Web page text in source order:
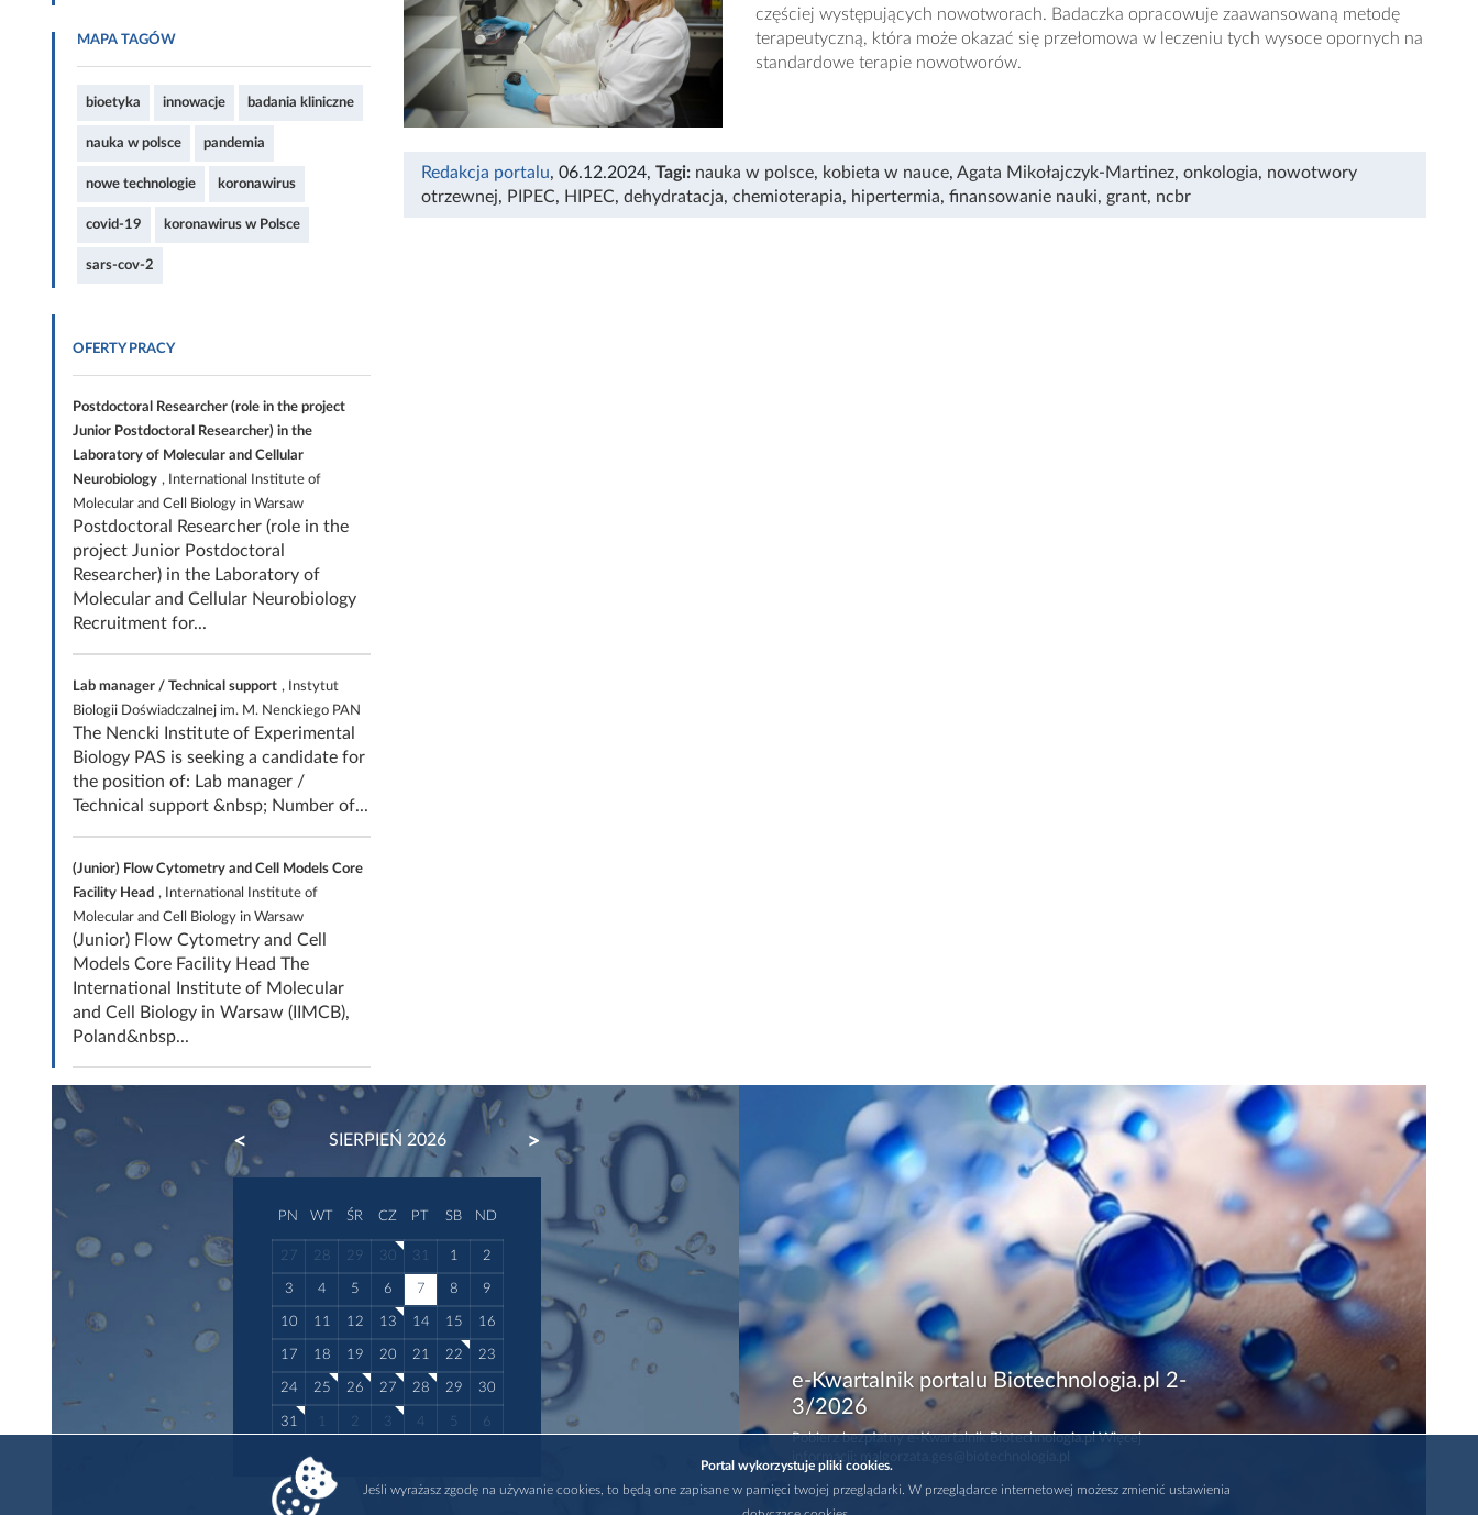
MAPA TAGÓW
bioetyka innowacje badania kliniczne
nauka w polsce pandemia
nowe technologie koronawirus
covid-19 koronawirus w Polsce
sars-cov-2
OFERTY PRACY
Postdoctoral Researcher (role in the project
Junior Postdoctoral Researcher) in the
Laboratory of Molecular and Cellular
Neurobiology , International Institute of
Molecular and Cell Biology in Warsaw
Postdoctoral Researcher (role in the
project Junior Postdoctoral
Researcher) in the Laboratory of
Molecular and Cellular Neurobiology
Recruitment for...
Lab manager / Technical support , Instytut
Biologii Doświadczalnej im. M. Nenckiego PAN
The Nencki Institute of Experimental
Biology PAS is seeking a candidate for
the position of: Lab manager /
Technical support &nbsp; Number of...
(Junior) Flow Cytometry and Cell Models Core
Facility Head , International Institute of
Molecular and Cell Biology in Warsaw
(Junior) Flow Cytometry and Cell
Models Core Facility Head The
International Institute of Molecular
and Cell Biology in Warsaw (IIMCB),
Poland&nbsp...
częściej występujących nowotworach. Badaczka opracowuje zaawansowaną metodę
terapeutyczną, która może okazać się przełomowa w leczeniu tych wysoce opornych na
standardowe terapie nowotworów.
Redakcja portalu, 06.12.2024, Tagi: nauka w polsce, kobieta w nauce, Agata Mikołajczyk-Martinez, onkologia, nowotwory
otrzewnej, PIPEC, HIPEC, dehydratacja, chemioterapia, hipertermia, finansowanie nauki, grant, ncbr
SIERPIEŃ 2026
PREVIOUS NEXT
PN WT ŚR CZ PT SB ND
27 28 29 30 31 1 2
3 4 5 6 7 8 9
10 11 12 13 14 15 16
17 18 19 20 21 22 23
24 25 26 27 28 29 30
31 1 2 3 4 5 6
e-Kwartalnik portalu Biotechnologia.pl 2-
3/2026
Pobierz bezpłatny e-Kwartalnik Biotechnologia.pl Więcej
informacji: malgorzata.ges@biotechnologia.pl
Portal wykorzystuje pliki cookies.
Jeśli wyrażasz zgodę na używanie cookies, to będą one zapisane w pamięci twojej przeglądarki. W przeglądarce internetowej możesz zmienić ustawienia